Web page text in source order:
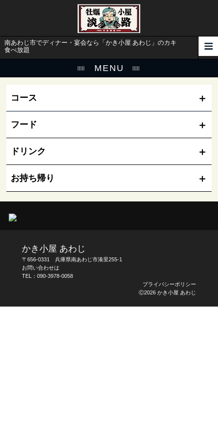
南あわじ市でディナー・宴会なら「かき小屋 あわじ」のカキ
食べ放題
MENU
コース
フード
ドリンク
お持ち帰り
かき小屋 あわじ
〒656-0331 兵庫県南あわじ市湊里255-1
お問い合わせは
TEL： 090-3978-0058
プライバシーポリシー
Ⓒ2026 かき小屋 あわじ